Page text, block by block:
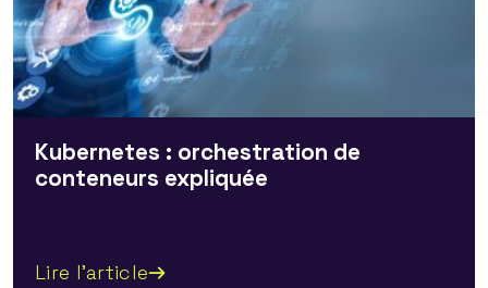
Kubernetes : orchestration de
conteneurs expliquée
Lire l'article